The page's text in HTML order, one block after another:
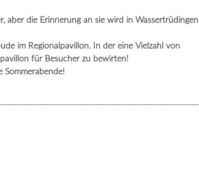
aber die Erinnerung an sie wird in Wassertrüdingen
im Regionalpavillon. In der eine Vielzahl von
für Besucher zu bewirten!
Sommerabende!